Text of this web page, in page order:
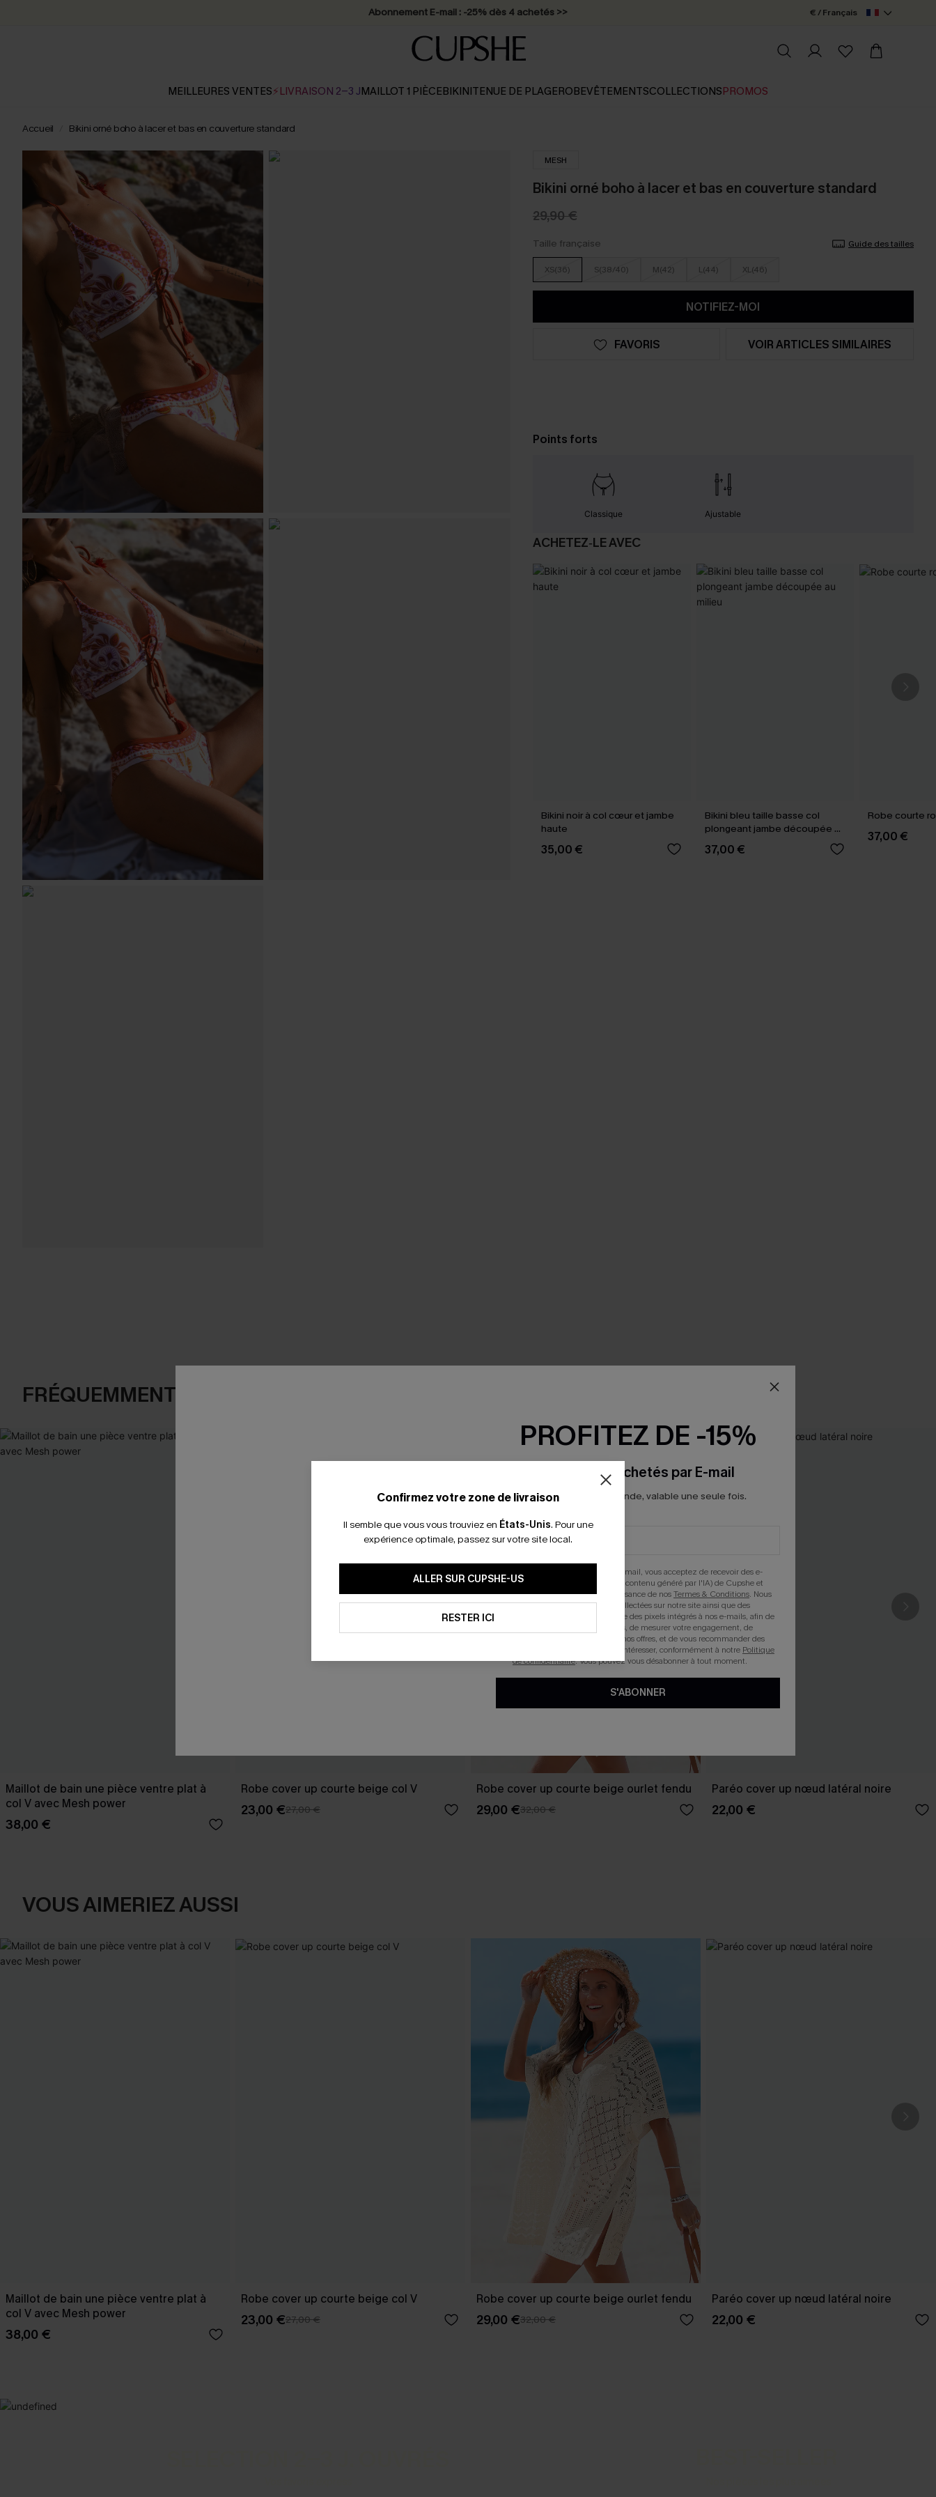
Abonnement E-mail : -25% dès 4 achetés >> € / Français
MEILLEURES VENTES⚡LIVRAISON 2-3 JMAILLOT 1 PIÈCEBIKINITENUE DE PLAGEROBEVÊTEMENTSCOLLECTIONSPROMOS
Accueil Bikini orné boho à lacer et bas en couverture standard
MESH
Bikini orné boho à lacer et bas en couverture standard
29,90 €
Taille française Guide des tailles
XS(36) S(38/40) M(42) L(44) XL(46)
NOTIFIEZ-MOI
FAVORIS VOIR ARTICLES SIMILAIRES
Points forts
Classique Ajustable
ACHETEZ‑LE AVEC
Bikini noir à col cœur et jambe
haute
35,00 €
Bikini bleu taille basse col
plongeant jambe découpée au
milieu
37,00 €
Robe courte
37,00 €
FRÉQUEMMENT ACHETÉS ENSEMBLE
Maillot de bain une pièce ventre plat à
col V avec Mesh power
38,00 €
Robe cover up courte beige col V
23,00 €27,00 €
Robe cover up courte beige ourlet fendu
29,00 €32,00 €
Paréo cover up nœud latéral noire
22,00 €
VOUS AIMERIEZ AUSSI
Maillot de bain une pièce ventre plat à
col V avec Mesh power
38,00 €
Robe cover up courte beige col V
23,00 €27,00 €
Robe cover up courte beige ourlet fendu
29,00 €32,00 €
Paréo cover up nœud latéral noire
22,00 €
Confirmez votre zone de livraison
Il semble que vous vous trouviez en États-Unis. Pour une
expérience optimale, passez sur votre site local.
ALLER SUR CUPSHE-US
RESTER ICI
PROFITEZ DE -15%
-15% dès 2 Achetés par E-mail
*Un code par commande, valable une seule fois.
En soumettant votre adresse e-mail, vous acceptez de recevoir des e-
mails marketing (y compris du contenu généré par l'IA) de Cupshe et
reconnaissez avoir pris connaissance de nosTermes & Conditions. Nous
pouvons utiliser les données collectées sur notre site ainsi que des
technologies de suivi, telles que des pixels intégrés à nos e-mails, afin de
savoir si ceux-ci ont été ouverts, de mesurer votre engagement, de
personnaliser nos contenus et nos offres, et de vous recommander des
produits susceptibles de vous intéresser, conformément à notre Politique
de confidentialité. Vous pouvez vous désabonner à tout moment.
S'ABONNER